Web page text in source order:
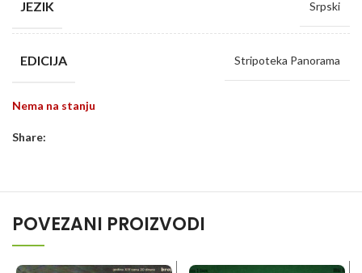
JEZIK Srpski
EDICIJA Stripoteka Panorama
Nema na stanju
Share:
POVEZANI PROIZVODI